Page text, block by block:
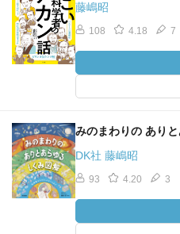
藤嶋昭
108 4.18 7
みのまわりの あり
DK社 藤嶋昭
93 4.20 3